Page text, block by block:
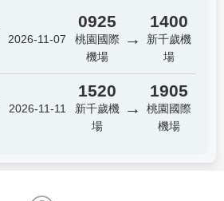
2026-11-07
0925
桃園國際
機場
→
1400
新千歲機
場
2026-11-11
1520
新千歲機
場
→
1905
桃園國際
機場